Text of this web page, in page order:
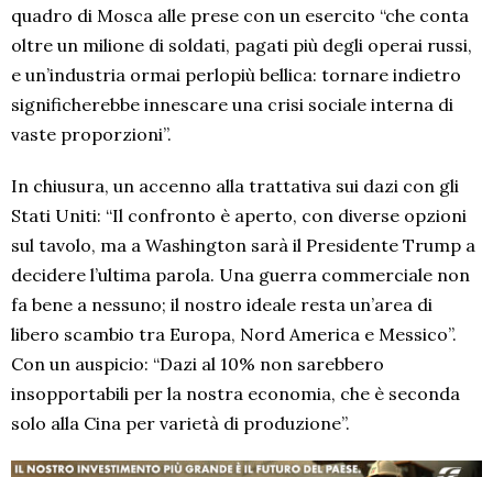
quadro di Mosca alle prese con un esercito “che conta
oltre un milione di soldati, pagati più degli operai russi,
e un’industria ormai perlopiù bellica: tornare indietro
significherebbe innescare una crisi sociale interna di
vaste proporzioni”.
In chiusura, un accenno alla trattativa sui dazi con gli
Stati Uniti: “Il confronto è aperto, con diverse opzioni
sul tavolo, ma a Washington sarà il Presidente Trump a
decidere l’ultima parola. Una guerra commerciale non
fa bene a nessuno; il nostro ideale resta un’area di
libero scambio tra Europa, Nord America e Messico”.
Con un auspicio: “Dazi al 10% non sarebbero
insopportabili per la nostra economia, che è seconda
solo alla Cina per varietà di produzione”.